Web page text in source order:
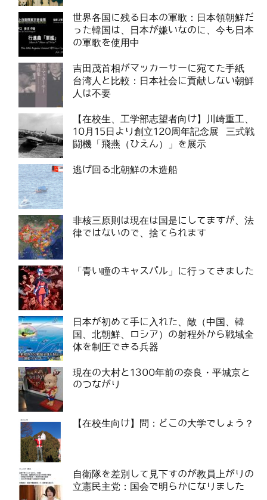
世界各国に残る日本の軍歌：日本領朝鮮だ
った韓国は、日本が嫌いなのに、今も日本
の軍歌を使用中
吉田茂首相がマッカーサーに宛てた手紙
台湾人と比較：日本社会に貢献しない朝鮮
人は不要
【在校生、工学部志望者向け】川崎重工、
10月15日より創立120周年記念展 三式戦
闘機「飛燕（ひえん）」を展示
逃げ回る北朝鮮の木造船
非核三原則は現在は国是にしてますが、法
律ではないので、捨てられます
「青い瞳のキャスバル」に行ってきました
日本が初めて手に入れた、敵（中国、韓
国、北朝鮮、ロシア）の射程外から戦域全
体を制圧できる兵器
現在の大村と1300年前の奈良・平城京と
のつながり
【在校生向け】問：どこの大学でしょう？
自衛隊を差別して見下すのが教員上がりの
立憲民主党：国会で明らかになりました